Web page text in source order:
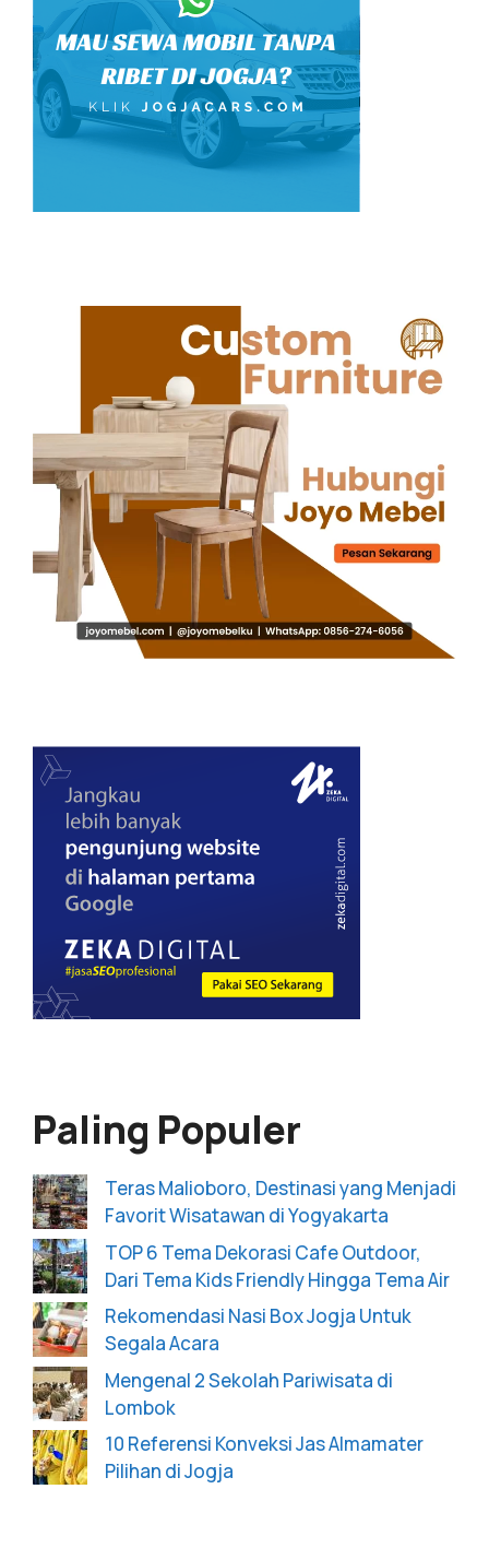
Paling Populer
Teras Malioboro, Destinasi yang Menjadi
Favorit Wisatawan di Yogyakarta
TOP 6 Tema Dekorasi Cafe Outdoor,
Dari Tema Kids Friendly Hingga Tema Air
Rekomendasi Nasi Box Jogja Untuk
Segala Acara
Mengenal 2 Sekolah Pariwisata di
Lombok
10 Referensi Konveksi Jas Almamater
Pilihan di Jogja